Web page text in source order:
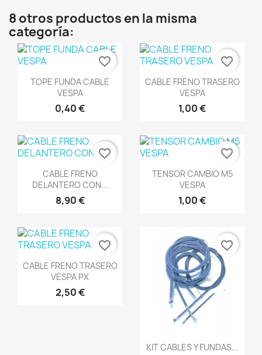
8 otros productos en la misma
categoría:
Vista rápida
TOPE FUNDA CABLE
VESPA
0,40 €
favorite_border
 Vista rápida
CABLE FRENO TRASERO
VESPA
1,00 €
favorite_border
Vista rápida
CABLE FRENO
DELANTERO CON...
8,90 €
favorite_border
Vista rápida
TENSOR CAMBIO M5
VESPA
1,00 €
favorite_border
 Vista rápida
CABLE FRENO TRASERO
VESPA PX
2,50 €
favorite_border
Vista rápida
KIT CABLES Y FUNDAS...
favorite_border